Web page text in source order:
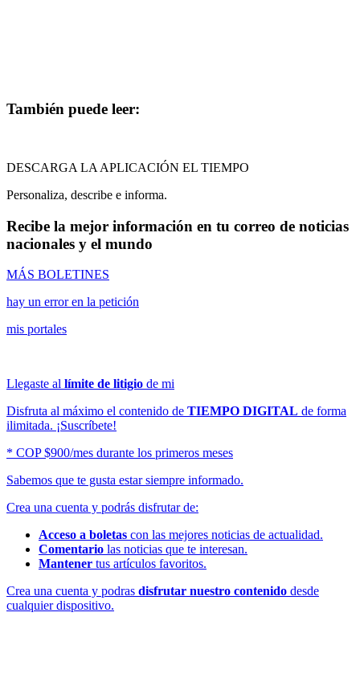
También puede leer:
DESCARGA LA APLICACIÓN EL TIEMPO
Personaliza, describe e informa.
Recibe la mejor información en tu correo de noticias
nacionales y el mundo
MÁS BOLETINES
hay un error en la petición
mis portales
Llegaste al límite de litigio de mi
Disfruta al máximo el contenido de TIEMPO DIGITAL de forma
ilimitada. ¡Suscríbete!
* COP $900/mes durante los primeros meses
Sabemos que te gusta estar siempre informado.
Crea una cuenta y podrás disfrutar de:
Acceso a boletas con las mejores noticias de actualidad.
Comentario las noticias que te interesan.
Mantener tus artículos favoritos.
Crea una cuenta y podras disfrutar nuestro contenido desde
cualquier dispositivo.